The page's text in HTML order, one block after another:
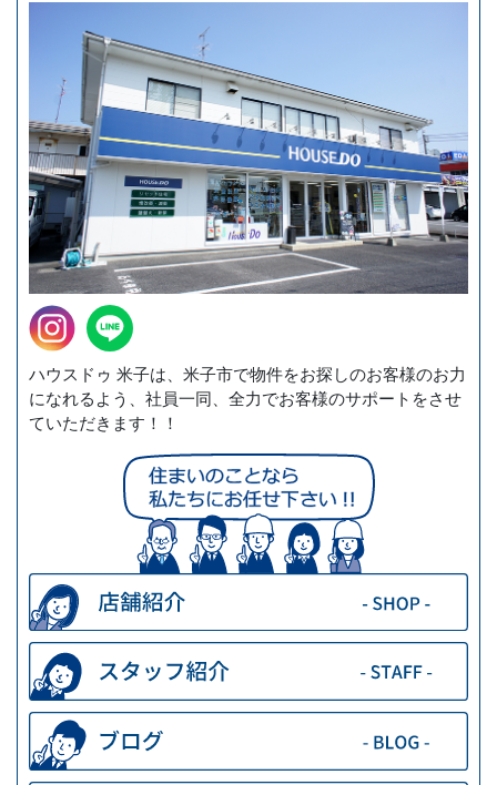
ハウスドゥ 米子は、米子市で物件をお探しのお客様のお力
になれるよう、社員一同、全力でお客様のサポートをさせ
ていただきます！！